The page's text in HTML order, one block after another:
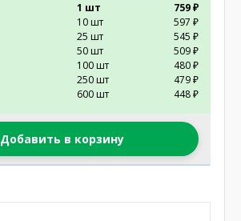
1 шт
759 ₽
10 шт
597 ₽
25 шт
545 ₽
50 шт
509 ₽
100 шт
480 ₽
250 шт
479 ₽
600 шт
448 ₽
Добавить в корзину